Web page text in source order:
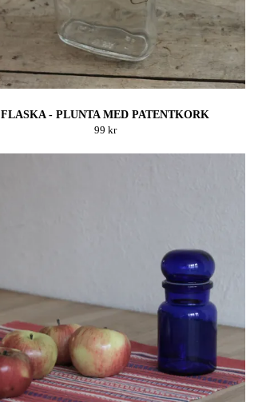
FLASKA - PLUNTA MED PATENTKORK
99 kr